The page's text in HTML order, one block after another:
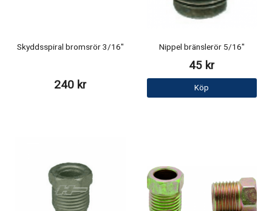
Skyddsspiral bromsrör 3/16"
240 kr
Nippel bränslerör 5/16"
45 kr
Köp